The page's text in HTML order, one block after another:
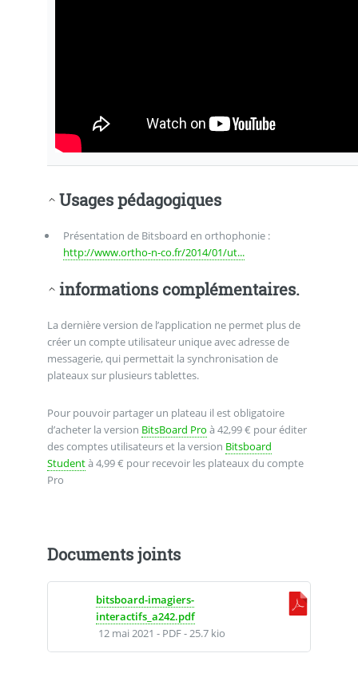
Usages pédagogiques
Présentation de Bitsboard en orthophonie :
http://www.ortho-n-co.fr/2014/01/ut...
informations complémentaires.
La dernière version de l’application ne permet plus de
créer un compte utilisateur unique avec adresse de
messagerie, qui permettait la synchronisation de
plateaux sur plusieurs tablettes.
Pour pouvoir partager un plateau il est obligatoire
d’acheter la version BitsBoard Pro à 42,99 € pour éditer
des comptes utilisateurs et la version Bitsboard
Studentà 4,99 € pour recevoir les plateaux du compte
Pro
Documents joints
bitsboard-imagiers-
interactifs_a242.pdf
12 mai 2021 - PDF-25.7 kio